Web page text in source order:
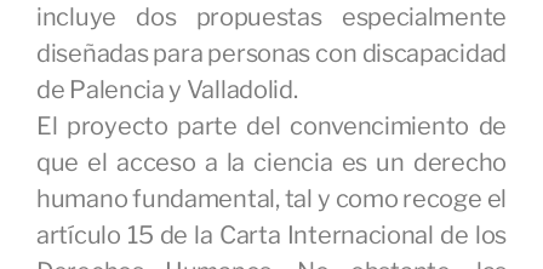
incluye dos propuestas especialmente
diseñadas para personas con discapacidad
de Palencia y Valladolid.
El proyecto parte del convencimiento de
que el acceso a la ciencia es un derecho
humano fundamental, tal y como recoge el
artículo 15 de la Carta Internacional de los